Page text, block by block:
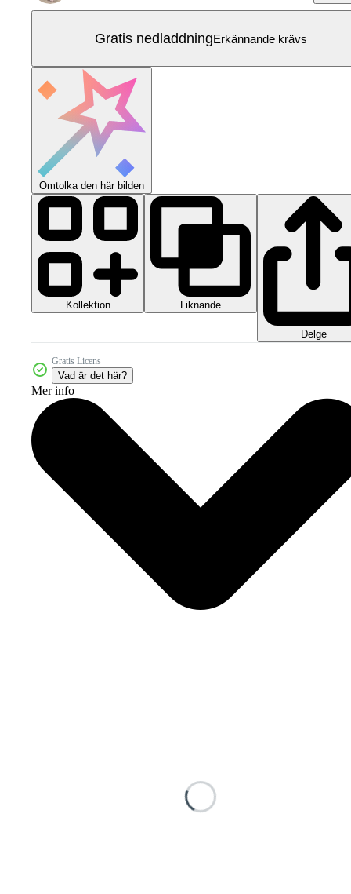
Gratis nedladdningErkännande krävs
Omtolka den här bilden
Kollektion Liknande
Delge
Gratis Licens
Vad är det här?
Mer info